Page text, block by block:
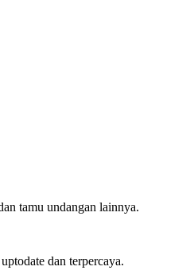
tamu undangan lainnya.
dan terpercaya.